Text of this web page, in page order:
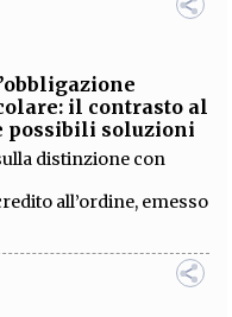
il contrasto al
possibili soluzioni
distinzione con
all’ordine, emesso